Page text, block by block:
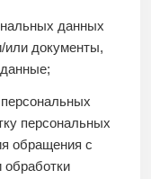
данных
документы,
персональных
обращения с
обработки